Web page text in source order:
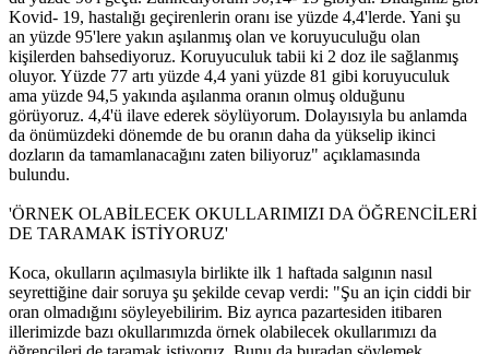
Kovid- 19, hastalığı geçirenlerin oranı ise yüzde 4,4'lerde. Yani şu
an yüzde 95'lere yakın aşılanmış olan ve koruyuculuğu olan
kişilerden bahsediyoruz. Koruyuculuk tabii ki 2 doz ile sağlanmış
oluyor. Yüzde 77 artı yüzde 4,4 yani yüzde 81 gibi koruyuculuk
ama yüzde 94,5 yakında aşılanma oranın olmuş olduğunu
görüyoruz. 4,4'ü ilave ederek söylüyorum. Dolayısıyla bu anlamda
da önümüzdeki dönemde de bu oranın daha da yükselip ikinci
dozların da tamamlanacağını zaten biliyoruz" açıklamasında
bulundu.
'ÖRNEK OLABİLECEK OKULLARIMIZI DA ÖĞRENCİLERİ
DE TARAMAK İSTİYORUZ'
Koca, okulların açılmasıyla birlikte ilk 1 haftada salgının nasıl
seyrettiğine dair soruya şu şekilde cevap verdi: "Şu an için ciddi bir
oran olmadığını söyleyebilirim. Biz ayrıca pazartesiden itibaren
illerimizde bazı okullarımızda örnek olabilecek okullarımızı da